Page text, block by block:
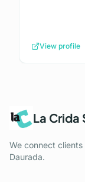
View profile
La Crida
We connect
Daurada.